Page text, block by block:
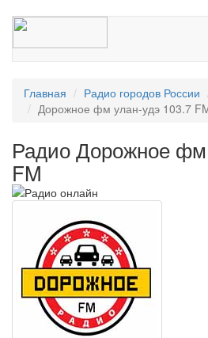
Главная Радио городов России
Дорожное фм улан-удэ 103.7
Радио Дорожное фм
FM